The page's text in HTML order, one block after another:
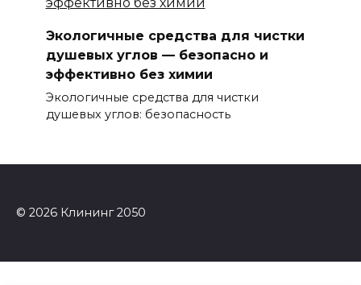
Экологичные средства для чистки
душевых углов — безопасно и
эффективно без химии
Экологичные средства для чистки
душевых углов: безопасность
© 2026 Клининг 2050